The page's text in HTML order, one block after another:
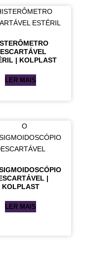
| KOLPLAST
LER MAIS
|
KOLPLAST
LER MAIS